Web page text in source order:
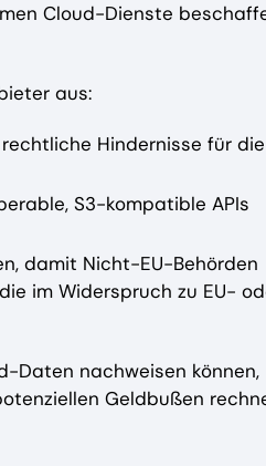
Cloud-Dienste
aus:
Hindernisse für die
S3-kompatible APIs
damit Nicht-EU-Behörden
im Widerspruch zu EU-
Daten nachweisen können,
Geldbußen